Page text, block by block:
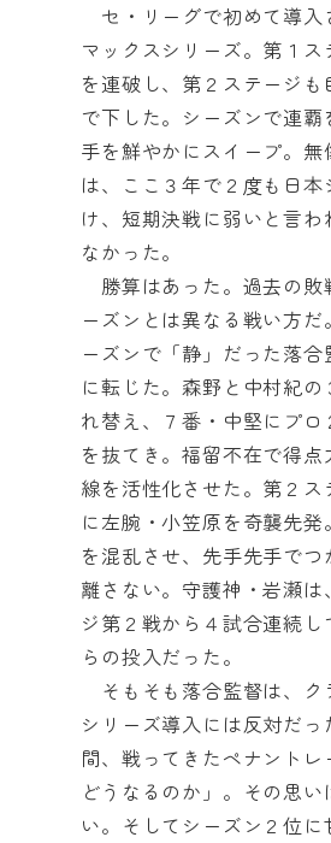
セ・リーグで初めて導入
マックスシリーズ。第１ス
を連破し、第２ステージ
で下した。シーズンで連覇
手を鮮やかにスイープ。無
は、ここ３年で２度も日本
け、短期決戦に弱いと言わ
なかった。
勝算はあった。過去の敗
ーズンとは異なる戦い方だ
ーズンで「静」だった落合
に転じた。森野と中村紀
れ替え、７番・中堅にプロ
を抜てき。福留不在で得点
線を活性化させた。第２ス
に左腕・小笠原を奇襲先発
を混乱させ、先手先手でつ
離さない。守護神・岩瀬は
ジ第２戦から４試合連続し
らの投入だった。
そもそも落合監督は、ク
シリーズ導入には反対だっ
間、戦ってきたペナントレ
どうなるのか」。その思い
い。そしてシーズン２位に